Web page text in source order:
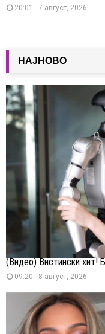
20:01 - 7 август, 2026
НАЈНОВО
(Видео) Вистински хит!
09:20 - 8 август, 2026